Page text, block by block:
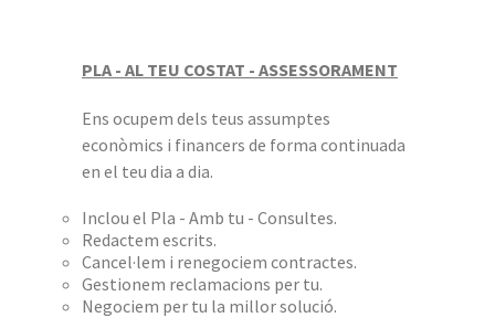
PLA - AL TEU COSTAT - ASSESSORAMENT
Ens ocupem dels teus assumptes
econòmics i financers de forma continuada
en el teu dia a dia.
Inclou el Pla - Amb tu - Consultes.
Redactem escrits.
Cancel·lem i renegociem contractes.
Gestionem reclamacions per tu.
Negociem per tu la millor solució.